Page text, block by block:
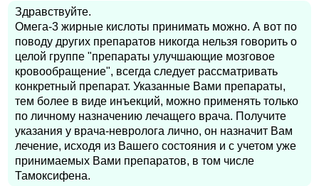
Здравствуйте.
Омега-3 жирные кислоты принимать можно. А вот по
поводу других препаратов никогда нельзя говорить о
целой группе "препараты улучшающие мозговое
кровообращение", всегда следует рассматривать
конкретный препарат. Указанные Вами препараты,
тем более в виде инъекций, можно применять только
по личному назначению лечащего врача. Получите
указания у врача-невролога лично, он назначит Вам
лечение, исходя из Вашего состояния и с учетом уже
принимаемых Вами препаратов, в том числе
Тамоксифена.